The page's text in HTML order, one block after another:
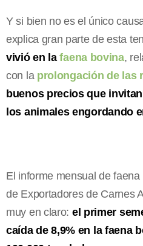
Y si bien no es el único
explica gran parte de esta
vivió en la faena bovina,
con la prolongación de las
buenos precios que
los animales engordando
El informe mensual de
de Exportadores de Carnes
muy en claro: el primer
caída de 8,9% en la faena